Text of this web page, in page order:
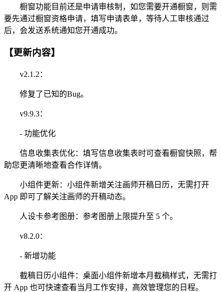
橱窗功能目前还是申请审核制，如您需要开通橱窗，则需
要先通过橱窗资格申请，填写申请表单，等待人工审核通过
后，会发送系统通知您开通成功。
【更新内容】
v2.1.2：
修复了已知的Bug。
v9.9.3：
- 功能优化
信息收集表优化：填写信息收集表时可查看橱窗快照，帮
助您更清晰地查看合作详情。
小组件更新：小组件新增关注画师开稿日历，无需打开
App 即可了解关注画师的开稿动态。
人设卡参考图册：参考图册上限提升至 5 个。
v8.2.0：
- 新增功能
截稿日历小组件：桌面小组件新增本月截稿样式，无需打
开 App 也可快速查看当月工作安排，高效管理您的日程。